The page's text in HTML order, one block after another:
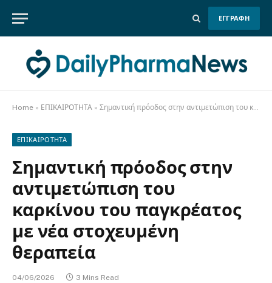
ΕΓΓΡΑΦΗ
Home » ΕΠΙΚΑΙΡΟΤΗΤΑ » Σημαντική πρόοδος στην αντιμετώπιση του καρκίνου του παγκρέατος με νέα στοχευμένη θεραπεία
ΕΠΙΚΑΙΡΟΤΗΤΑ
Σημαντική πρόοδος στην
αντιμετώπιση του
καρκίνου του παγκρέατος
με νέα στοχευμένη
θεραπεία
04/06/2026 3 Mins Read